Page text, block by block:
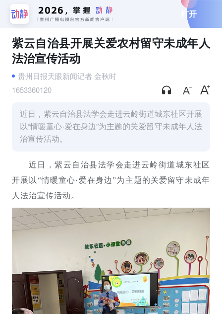
打开
紫云自治县开展关爱农村留守未成年人
法治宣传活动
贵州日报天眼新闻记者 金秋时
1653360120
近日，紫云自治县法学会走进云岭街道城东社区开展
以“情暖童心·爱在身边”为主题的关爱留守未成年人法
治宣传活动。
近日，紫云自治县法学会走进云岭街道城东社区
开展以“情暖童心·爱在身边”为主题的关爱留守未成年
人法治宣传活动。